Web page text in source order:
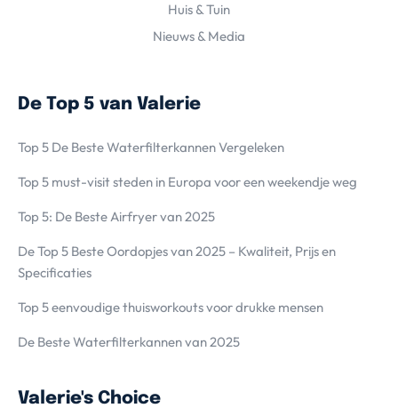
Huis & Tuin
Nieuws & Media
De Top 5 van Valerie
Top 5 De Beste Waterfilterkannen Vergeleken
Top 5 must-visit steden in Europa voor een weekendje weg
Top 5: De Beste Airfryer van 2025
De Top 5 Beste Oordopjes van 2025 – Kwaliteit, Prijs en
Specificaties
Top 5 eenvoudige thuisworkouts voor drukke mensen
De Beste Waterfilterkannen van 2025
Valerie's Choice